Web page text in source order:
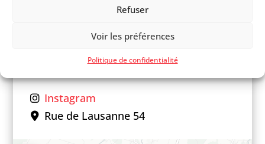
Refuser
Voir les préférences
Politique de confidentialité
Facebook
Instagram
Rue de Lausanne 54